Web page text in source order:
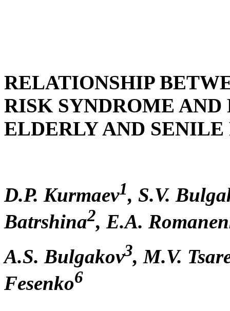
RELATIONSHIP
RISK SYNDROME
ELDERLY AND SENILE
D.P. Kurmaev1, S.V.
Batrshina2, E.A.
A.S. Bulgakov3, M.V.
Fesenko6